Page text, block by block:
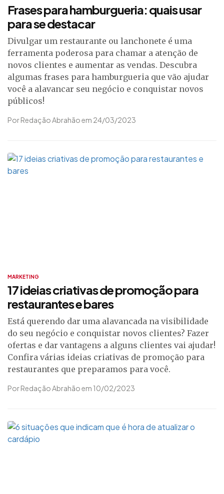
Frases para hamburgueria: quais usar
para se destacar
Divulgar um restaurante ou lanchonete é uma
ferramenta poderosa para chamar a atenção de
novos clientes e aumentar as vendas. Descubra
algumas frases para hamburgueria que vão ajudar
você a alavancar seu negócio e conquistar novos
públicos!
Por Redação Abrahão em 24/03/2023
MARKETING
17 ideias criativas de promoção para
restaurantes e bares
Está querendo dar uma alavancada na visibilidade
do seu negócio e conquistar novos clientes? Fazer
ofertas e dar vantagens a alguns clientes vai ajudar!
Confira várias ideias criativas de promoção para
restaurantes que preparamos para você.
Por Redação Abrahão em 10/02/2023